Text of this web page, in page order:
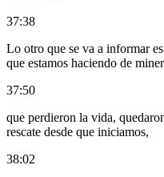
37:38
Lo otro que se va a informar
que estamos haciendo de
37:50
que perdieron la vida,
rescate desde que iniciamos,
38:02